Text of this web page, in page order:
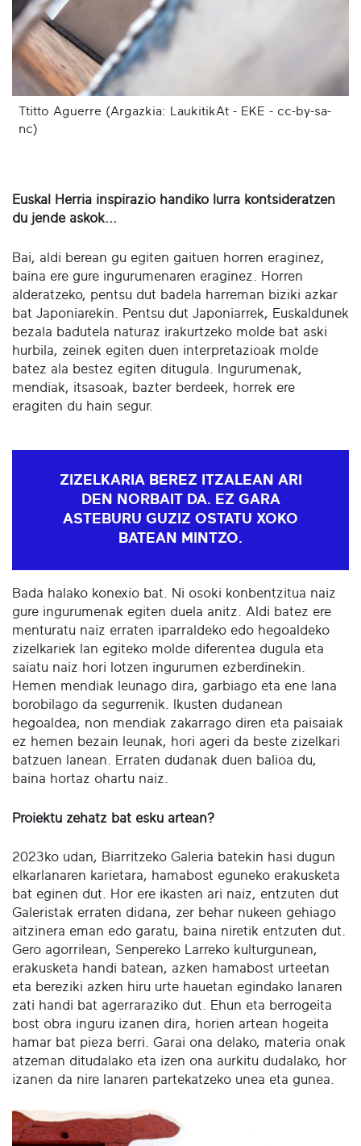
Ttitto Aguerre (Argazkia: LaukitikAt - EKE - cc-by-sa-
nc)
Euskal Herria inspirazio handiko lurra kontsideratzen
du jende askok...
Bai, aldi berean gu egiten gaituen horren eraginez,
baina ere gure ingurumenaren eraginez. Horren
alderatzeko, pentsu dut badela harreman biziki azkar
bat Japoniarekin. Pentsu dut Japoniarrek, Euskaldunek
bezala badutela naturaz irakurtzeko molde bat aski
hurbila, zeinek egiten duen interpretazioak molde
batez ala bestez egiten ditugula. Ingurumenak,
mendiak, itsasoak, bazter berdeek, horrek ere
eragiten du hain segur.
ZIZELKARIA BEREZ ITZALEAN ARI
DEN NORBAIT DA. EZ GARA
ASTEBURU GUZIZ OSTATU XOKO
BATEAN MINTZO.
Bada halako konexio bat. Ni osoki konbentzitua naiz
gure ingurumenak egiten duela anitz. Aldi batez ere
menturatu naiz erraten iparraldeko edo hegoaldeko
zizelkariek lan egiteko molde diferentea dugula eta
saiatu naiz hori lotzen ingurumen ezberdinekin.
Hemen mendiak leunago dira, garbiago eta ene lana
borobilago da segurrenik. Ikusten dudanean
hegoaldea, non mendiak zakarrago diren eta paisaiak
ez hemen bezain leunak, hori ageri da beste zizelkari
batzuen lanean. Erraten dudanak duen balioa du,
baina hortaz ohartu naiz.
Proiektu zehatz bat esku artean?
2023ko udan, Biarritzeko Galeria batekin hasi dugun
elkarlanaren karietara, hamabost eguneko erakusketa
bat eginen dut. Hor ere ikasten ari naiz, entzuten dut
Galeristak erraten didana, zer behar nukeen gehiago
aitzinera eman edo garatu, baina niretik entzuten dut.
Gero agorrilean, Senpereko Larreko kulturgunean,
erakusketa handi batean, azken hamabost urteetan
eta bereziki azken hiru urte hauetan egindako lanaren
zati handi bat agerraraziko dut. Ehun eta berrogeita
bost obra inguru izanen dira, horien artean hogeita
hamar bat pieza berri. Garai ona delako, materia onak
atzeman ditudalako eta izen ona aurkitu dudalako, hor
izanen da nire lanaren partekatzeko unea eta gunea.